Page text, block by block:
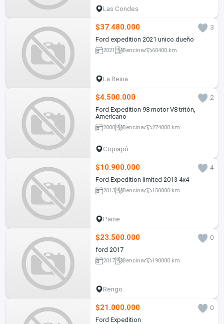
Las Condes
$37.480.000
3
Ford expedition 2021 unico dueño
2021 Bencina 60400 km
La Reina
$4.500.000
2
Ford Expedition 98 motor V8 tritón,
Americano
2000 Bencina 274000 km
Copiapó
$10.900.000
4
Ford Expedition limited 2013 4x4
2013 Bencina 150000 km
Paine
$23.500.000
0
ford 2017
2017 Bencina 190000 km
Rengo
$21.000.000
0
Ford Expedition